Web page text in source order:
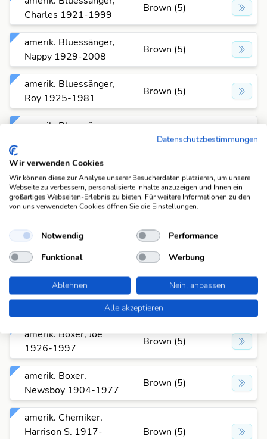
Charles 1921-1999
Brown (5)
amerik. Bluessänger,
Nappy 1929-2008
Brown (5)
amerik. Bluessänger,
Roy 1925-1981
Brown (5)
amerik. Bluessänger,
Brown (5)
amerik. Bluessängerin,
Lilllyn 1885-1969
Brown (5)
amerik. Bobfahrer, Ivan
amerik. Botaniker,
Addison 1830-1913
Brown (5)
amerik. Boxer, Charles
Brown (5)
amerik. Boxer, Joe
1926-1997
Brown (5)
amerik. Boxer,
Newsboy 1904-1977
Brown (5)
amerik. Chemiker,
Harrison S. 1917-
Brown (5)
Datenschutzbestimmungen
Wir verwenden Cookies
Wir können diese zur Analyse unserer Besucherdaten platzieren, um unsere
Webseite zu verbessern, personalisierte Inhalte anzuzeigen und Ihnen ein
großartiges Webseiten-Erlebnis zu bieten. Für weitere Informationen zu den
von uns verwendeten Cookies öffnen Sie die Einstellungen.
Notwendig
Performance
Funktional
Werbung
Ablehnen
Nein, anpassen
Alle akzeptieren